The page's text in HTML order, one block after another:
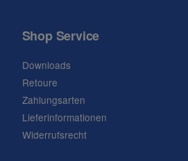
Shop Service
Downloads
Retoure
Zahlungsarten
Lieferinformationen
Widerrufsrecht